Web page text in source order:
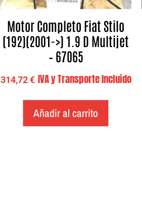
Motor Completo Fiat Stilo
(192)(2001->) 1.9 D Multijet
– 67065
314,72€ IVA y Transporte Incluido
Añadir al carrito